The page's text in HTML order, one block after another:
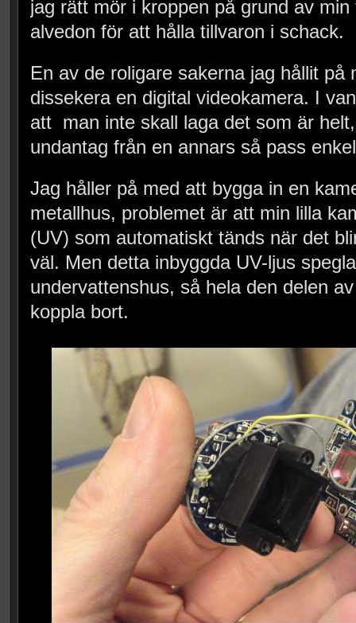
jag rätt mör i kroppen på grund av
alvedon för att hålla tillvaron i schack.
En av de roligare sakerna jag hållit på
dissekera en digital videokamera. I
att man inte skall laga det som är
undantag från en annars så pass
Jag håller på med att bygga in en
metallhus, problemet är att min lilla
(UV) som automatiskt tänds när det
väl. Men detta inbyggda UV-ljus
undervattenshus, så hela den delen
koppla bort.